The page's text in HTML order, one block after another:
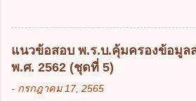
พฤษภาคม 2562 ข้อ
ซึ่งมีอำนาจหน้าที่ตัดสิน
รวบรวม ใช้ หรือเปิดเ
ความหมายตามข้อใด
ส่วนราชการมีเงินทดร
ตามข้อผูกพันในการกู้เ
รองรับการปฏิบัติงานด้
นโยบาย New GFMIS
ความช่วยเหลือในกรณี
สามารถรอการเบิกเงิน
แนวข้อสอบ พ.ร.บ.คุ้มครองข้อมูล
พ.ศ. 2562 (ชุดที่ 5)
- กรกฎาคม 17, 2565